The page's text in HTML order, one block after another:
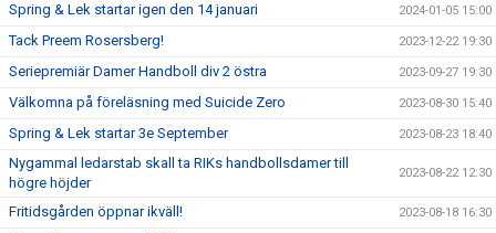
Spring & Lek startar igen den 14 januari 2024-01-05 15:00
Tack Preem Rosersberg! 2023-12-22 19:30
Seriepremiär Damer Handboll div 2 östra 2023-09-27 19:30
Välkomna på föreläsning med Suicide Zero 2023-08-30 15:40
Spring & Lek startar 3e September 2023-08-23 18:40
Nygammal ledarstab skall ta RIKs handbollsdamer till
högre höjder
2023-08-22 12:30
Fritidsgården öppnar ikväll! 2023-08-18 16:30